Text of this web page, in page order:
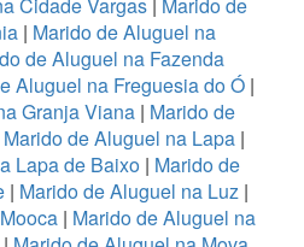
| Marido de Aluguel na
de Aluguel na Fazenda
Aluguel na Freguesia do Ó |
Granja Viana| Marido de
Marido de Aluguel na Lapa |
Lapa de Baixo | Marido de
| Marido de Aluguel na Luz|
| Marido de Aluguel na